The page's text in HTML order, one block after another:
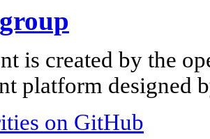
is created by the
platform designed
on GitHub